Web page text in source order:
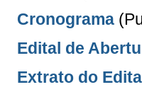
Cronograma
Edital de
Extrato do